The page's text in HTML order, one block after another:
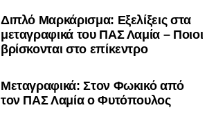
Διπλό Μαρκάρισμα: Εξελίξεις στα
μεταγραφικά του ΠΑΣ Λαμία – Ποιοι
βρίσκονται στο επίκεντρο
Μεταγραφικά: Στον Φωκικό από
τον ΠΑΣ Λαμία ο Φυτόπουλος